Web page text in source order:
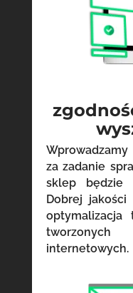
za zadanie
sklep będzie
Dobrej
optymalizacja
internetowych.